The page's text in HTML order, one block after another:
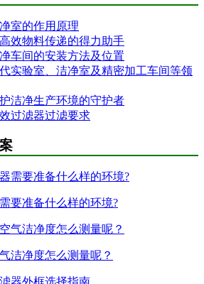
室的作用原理
效物料传递的得力助手
车间的安装方法及位置
实验室、洁净室及精密加工车间等领
洁净生产环境的守护者
过滤器过滤要求
要准备什么样的环境?
洁净度怎么测量呢？